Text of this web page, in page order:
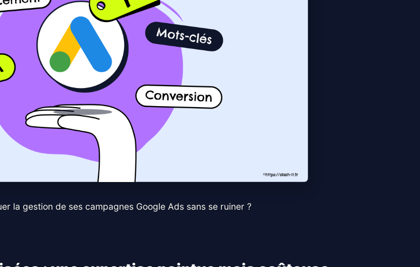
la gestion de ses campagnes Google Ads sans se ruiner ?